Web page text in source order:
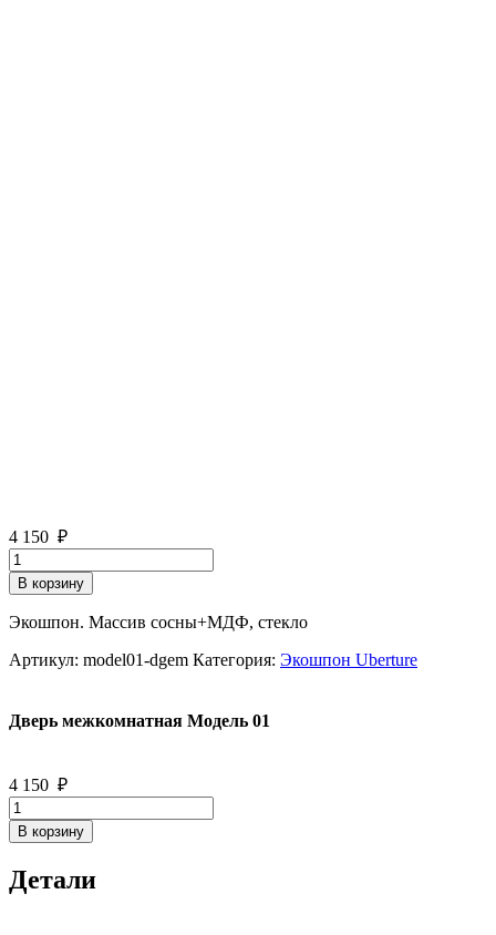
4 150 ₽
Количество
товара
Дверь
межкомнатная
01
В корзину
Экошпон. Массив сосны+МДФ, стекло
Артикул: model01-dgem Категория: Экошпон Uberture
Дверь межкомнатная Модель 01
4 150 ₽
Количество
товара
Дверь
Модель
В корзину
Детали